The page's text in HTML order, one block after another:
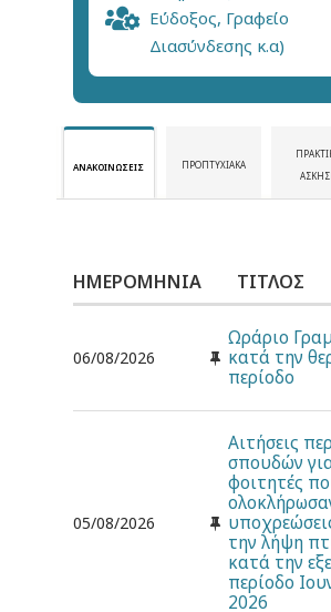
Εύδοξος, Γραφείο
Διασύνδεσης κ.α)
ΑΝΑΚΟΙΝΏΣΕΙΣ ΠΡΟΠΤΥΧΙΑΚΆ
ΗΜΕΡΟΜΗΝΊΑ ΤΊΤΛΟΣ
06/08/2026
Ωράριο
κατά την
περίοδο
05/08/2026
Αιτήσεις
σπουδών
φοιτητές
την λήψη
κατά την
περίοδο
2026